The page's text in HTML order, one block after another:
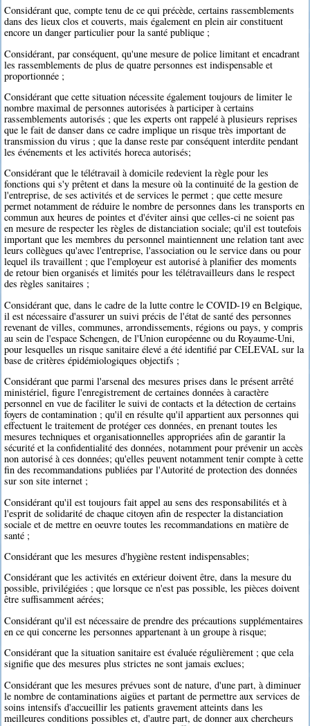
Considérant que, compte tenu de ce qui précède, certains rassemblements
dans des lieux clos et couverts, mais également en plein air constituent
encore un danger particulier pour la santé publique ;
Considérant, par conséquent, qu'une mesure de police limitant et encadrant
les rassemblements de plus de quatre personnes est indispensable et
proportionnée ;
Considérant que cette situation nécessite également toujours de limiter le
nombre maximal de personnes autorisées à participer à certains
rassemblements autorisés ; que les experts ont rappelé à plusieurs reprises
que le fait de danser dans ce cadre implique un risque très important de
transmission du virus ; que la danse reste par conséquent interdite pendant
les événements et les activités horeca autorisés;
Considérant que le télétravail à domicile redevient la règle pour les
fonctions qui s'y prêtent et dans la mesure où la continuité de la gestion de
l'entreprise, de ses activités et de services le permet ; que cette mesure
permet notamment de réduire le nombre de personnes dans les transports en
commun aux heures de pointes et d'éviter ainsi que celles-ci ne soient pas
en mesure de respecter les règles de distanciation sociale; qu'il est toutefois
important que les membres du personnel maintiennent une relation tant avec
leurs collègues qu'avec l'entreprise, l'association ou le service dans ou pour
lequel ils travaillent ; que l'employeur est autorisé à planifier des moments
de retour bien organisés et limités pour les télétravailleurs dans le respect
des règles sanitaires ;
Considérant que, dans le cadre de la lutte contre le COVID-19 en Belgique,
il est nécessaire d'assurer un suivi précis de l'état de santé des personnes
revenant de villes, communes, arrondissements, régions ou pays, y compris
au sein de l'espace Schengen, de l'Union européenne ou du Royaume-Uni,
pour lesquelles un risque sanitaire élevé a été identifié par CELEVAL sur la
base de critères épidémiologiques objectifs ;
Considérant que parmi l'arsenal des mesures prises dans le présent arrêté
ministériel, figure l'enregistrement de certaines données à caractère
personnel en vue de faciliter le suivi de contacts et la détection de certains
foyers de contamination ; qu'il en résulte qu'il appartient aux personnes qui
effectuent le traitement de protéger ces données, en prenant toutes les
mesures techniques et organisationnelles appropriées afin de garantir la
sécurité et la confidentialité des données, notamment pour prévenir un accès
non autorisé à ces données; qu'elles peuvent notamment tenir compte à cette
fin des recommandations publiées par l'Autorité de protection des données
sur son site internet ;
Considérant qu'il est toujours fait appel au sens des responsabilités et à
l'esprit de solidarité de chaque citoyen afin de respecter la distanciation
sociale et de mettre en oeuvre toutes les recommandations en matière de
santé ;
Considérant que les mesures d'hygiène restent indispensables;
Considérant que les activités en extérieur doivent être, dans la mesure du
possible, privilégiées ; que lorsque ce n'est pas possible, les pièces doivent
être suffisamment aérées;
Considérant qu'il est nécessaire de prendre des précautions supplémentaires
en ce qui concerne les personnes appartenant à un groupe à risque;
Considérant que la situation sanitaire est évaluée régulièrement ; que cela
signifie que des mesures plus strictes ne sont jamais exclues;
Considérant que les mesures prévues sont de nature, d'une part, à diminuer
le nombre de contaminations aigües et partant de permettre aux services de
soins intensifs d'accueillir les patients gravement atteints dans les
meilleures conditions possibles et, d'autre part, de donner aux chercheurs